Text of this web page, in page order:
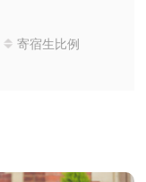
寄宿生比例